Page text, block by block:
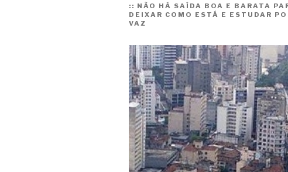
:: NÃO HÁ SAÍDA BOA E BARATA
DEIXAR COMO ESTÁ E ESTUDAR
VAZ